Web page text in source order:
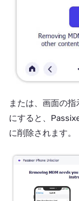
または、画面の
にすると、
に削除されます。